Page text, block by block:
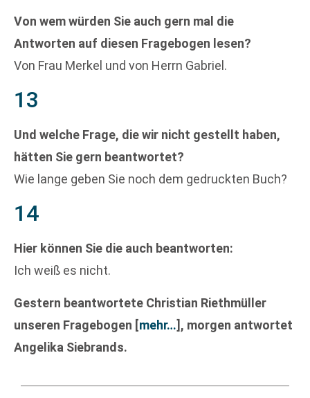
Von wem würden Sie auch gern mal die
Antworten auf diesen Fragebogen lesen?
Von Frau Merkel und von Herrn Gabriel.
13
Und welche Frage, die wir nicht gestellt haben,
hätten Sie gern beantwortet?
Wie lange geben Sie noch dem gedruckten Buch?
14
Hier können Sie die auch beantworten:
Ich weiß es nicht.
Gestern beantwortete Christian Riethmüller
unseren Fragebogen [mehr…] , morgen antwortet
Angelika Siebrands.